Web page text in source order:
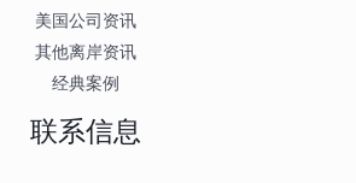
美国公司资讯
其他离岸资讯
经典案例
联系信息